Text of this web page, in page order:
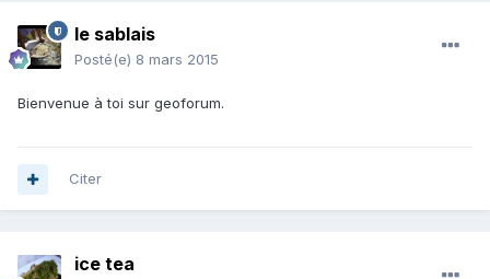
le sablais
Posté(e) 8 mars 2015
Bienvenue à toi sur geoforum.
Citer
ice tea